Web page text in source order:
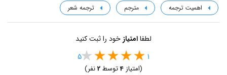
اهمیت ترجمه مترجم ترجمه شعر
لطفاامتیاز خود را ثبت کنید
1
5
(امتیاز4توسط2نفر)